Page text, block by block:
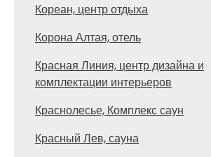
Кореан, центр отдыха
Корона Алтая, отель
Красная Линия, центр дизайна и
комплектации интерьеров
Краснолесье, Комплекс саун
Красный Лев, сауна